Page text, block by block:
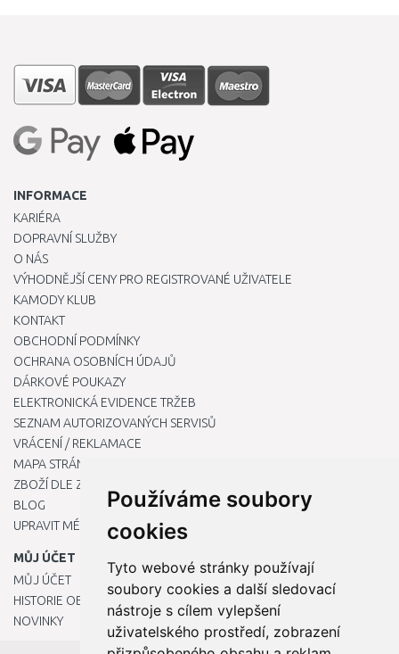
Používáme soubory
cookies
Tyto webové stránky používají
soubory cookies a další sledovací
nástroje s cílem vylepšení
uživatelského prostředí, zobrazení
INFORMACE
KARIÉRA
DOPRAVNÍ SLUŽBY
O NÁS
VÝHODNĚJŠÍ CENY PRO REGISTROVANÉ UŽIVATELE
KAMODY KLUB
KONTAKT
OBCHODNÍ PODMÍNKY
OCHRANA OSOBNÍCH ÚDAJŮ
DÁRKOVÉ POUKAZY
ELEKTRONICKÁ EVIDENCE TRŽEB
SEZNAM AUTORIZOVANÝCH SERVISŮ
VRÁCENÍ / REKLAMACE
MAPA STRÁNKY
ZBOŽÍ DLE ZNAČEK
BLOG
UPRAVIT MÉ PŘEDVOLBY COOKIES
MŮJ ÚČET
MŮJ ÚČET
HISTORIE OBJEDNÁVEK
NOVINKY